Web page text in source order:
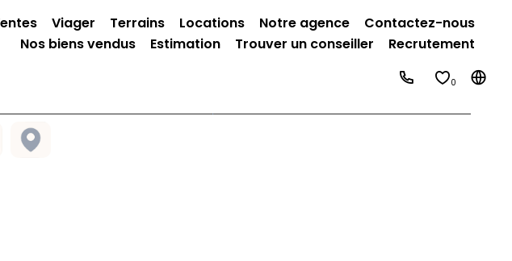
Viager Terrains Locations Notre agence
Contactez-nous
Nos biens vendus
Estimation Trouver un conseiller Recrutement
0